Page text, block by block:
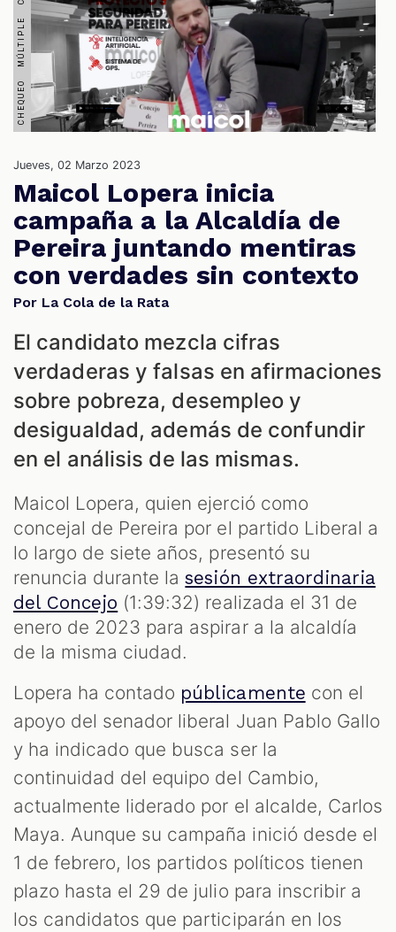
Jueves, 02 Marzo 2023
Maicol Lopera inicia
campaña a la Alcaldía de
Pereira juntando mentiras
con verdades sin contexto
Por La Cola de la Rata
El candidato mezcla cifras
verdaderas y falsas en afirmaciones
sobre pobreza, desempleo y
desigualdad, además de confundir
en el análisis de las mismas.
Maicol Lopera, quien ejerció como
concejal de Pereira por el partido Liberal a
lo largo de siete años, presentó su
renuncia durante lasesión extraordinaria
del Concejo (1:39:32) realizada el 31 de
enero de 2023 para aspirar a la alcaldía
de la misma ciudad.
Lopera ha contado públicamente con el
apoyo del senador liberal Juan Pablo Gallo
y ha indicado que busca ser la
continuidad del equipo del Cambio,
actualmente liderado por el alcalde, Carlos
Maya. Aunque su campaña inició desde el
1 de febrero, los partidos políticos tienen
plazo hasta el 29 de julio para inscribir a
los candidatos que participarán en los